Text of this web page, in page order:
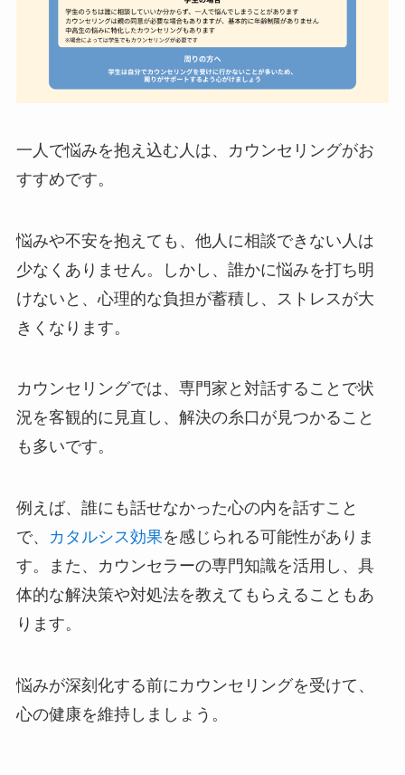
一人で悩みを抱え込む人は、カウンセリングがお
すすめです。
悩みや不安を抱えても、他人に相談できない人は
少なくありません。しかし、誰かに悩みを打ち明
けないと、心理的な負担が蓄積し、ストレスが大
きくなります。
カウンセリングでは、専門家と対話することで状
況を客観的に見直し、解決の糸口が見つかること
も多いです。
例えば、誰にも話せなかった心の内を話すこと
で、
カタルシス効果を感じられる可能性がありま
す。また、カウンセラーの専門知識を活用し、具
体的な解決策や対処法を教えてもらえることもあ
ります。
悩みが深刻化する前にカウンセリングを受けて、
心の健康を維持しましょう。